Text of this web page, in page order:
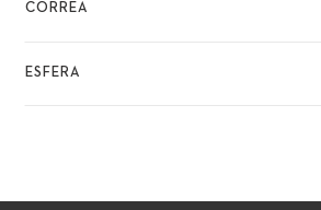
CORREA
ESFERA